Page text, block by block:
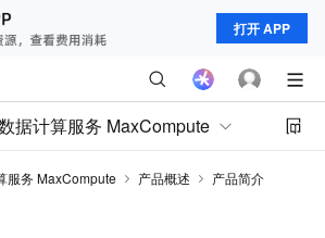
打开 APP
据计算服务 MaxCompute
服务 MaxCompute 产品概述
产品简介